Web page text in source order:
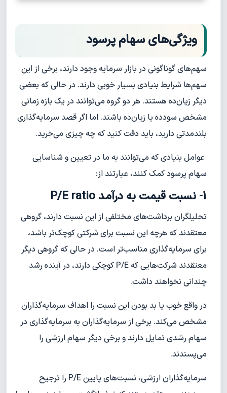
ویژگی‌های سهام پرسود
سهم‌های گوناگونی در بازار سرمایه وجود دارند، برخی از این
سهم‌ها شرایط بنیادی بسیار خوبی دارند. در حالی که بعضی
دیگر زیان‌ده هستند. هر دو گروه می‌توانند در یک بازه زمانی
مشخص سودده یا زیان‌ده باشند. اما اگر قصد سرمایه‌گذاری
بلندمدتی دارید، باید دقت کنید که چه چیزی می‌خرید.
عوامل بنیادی که می‌توانند به ما در تعیین و شناسایی
سهام پرسود کمک کنند، عبارتند از:
1- نسبت قیمت به درآمد P/E ratio
تحلیلگران برداشت‌های مختلفی از این نسبت دارند، گروهی
معتقدند که هرچه این نسبت برای شرکتی کوچک‌تر باشد،
برای سرمایه‌گذاری مناسب‌تر است. در حالی که گروهی دیگر
معتقدند شرکت‌هایی که P/E کوچکی دارند، در آینده رشد
چندانی نخواهند داشت.
در واقع خوب یا بد بودن این نسبت را اهداف سرمایه‌گذاران
مشخص می‌کند. برخی از سرمایه‌گذاران به سرمایه‌گذاری در
سهام رشدی تمایل دارند و برخی دیگر سهام ارزشی را
می‌پسندند.
سرمایه‌گذاران ارزشی، نسبت‌های پایین P/E را ترجیح